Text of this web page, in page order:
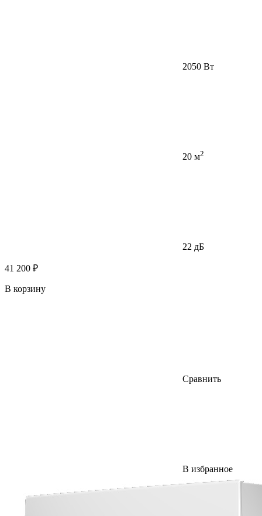
2050 Вт
20 м2
22 дБ
41 200 ₽
В корзину
Сравнить
В избранное